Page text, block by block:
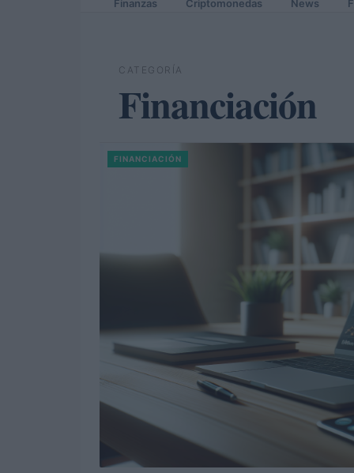
Finanzas Criptomonedas News
CATEGORÍA
Financiación
FINANCIACIÓN